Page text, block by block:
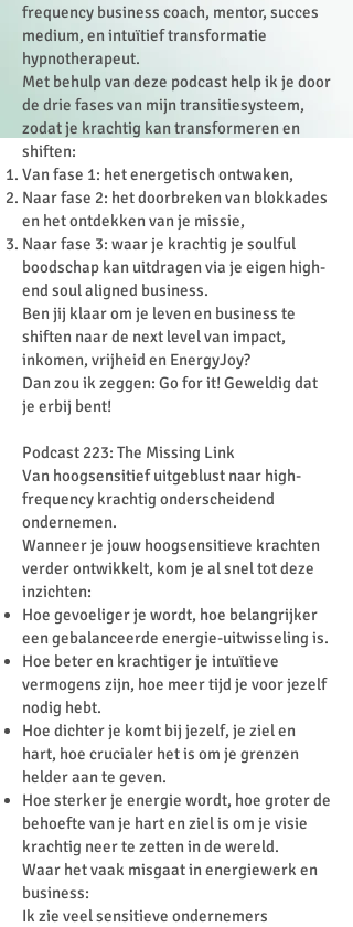
frequency business coach, mentor, succes
medium, en intuïtief transformatie
hypnotherapeut.
Met behulp van deze podcast help ik je door
de drie fases van mijn transitiesysteem,
zodat je krachtig kan transformeren en
shiften:
Van fase 1: het energetisch ontwaken,
Naar fase 2: het doorbreken van blokkades
en het ontdekken van je missie,
Naar fase 3: waar je krachtig je soulful
boodschap kan uitdragen via je eigen high-
end soul aligned business.
Ben jij klaar om je leven en business te
shiften naar de next level van impact,
inkomen, vrijheid en EnergyJoy?
Dan zou ik zeggen: Go for it! Geweldig dat
je erbij bent!
Podcast 223: The Missing Link
Van hoogsensitief uitgeblust naar high-
frequency krachtig onderscheidend
ondernemen.
Wanneer je jouw hoogsensitieve krachten
verder ontwikkelt, kom je al snel tot deze
inzichten:
Hoe gevoeliger je wordt, hoe belangrijker
een gebalanceerde energie-uitwisseling is.
Hoe beter en krachtiger je intuïtieve
vermogens zijn, hoe meer tijd je voor jezelf
nodig hebt.
Hoe dichter je komt bij jezelf, je ziel en
hart, hoe crucialer het is om je grenzen
helder aan te geven.
Hoe sterker je energie wordt, hoe groter de
behoefte van je hart en ziel is om je visie
krachtig neer te zetten in de wereld.
Waar het vaak misgaat in energiewerk en
business:
Ik zie veel sensitieve ondernemers